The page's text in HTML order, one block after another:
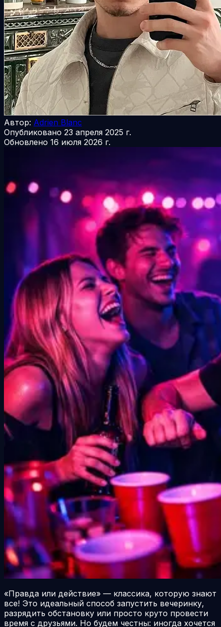
Автор: Adrien Blanc
Опубликовано 23 апреля 2025 г.
Обновлено 16 июля 2026 г.
«Правда или действие» — классика, которую знают
все! Это идеальный способ запустить вечеринку,
разрядить обстановку или просто круто провести
время с друзьями. Но будем честны: иногда хочется